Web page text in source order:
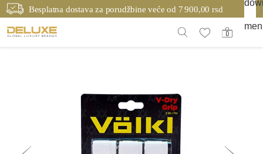
Besplatna dostava za porudžbine veće od 7 900,00 rsd